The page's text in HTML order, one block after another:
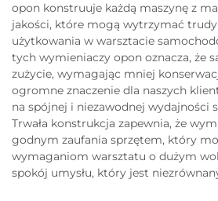
opon konstruuje każdą maszynę z
jakości, które mogą wytrzymać
użytkowania w warsztacie
tych wymieniaczy opon oznacza, że
zużycie, wymagając mniej
ogromne znaczenie dla naszych
na spójnej i niezawodnej wydajności
Trwała konstrukcja zapewnia, że
godnym zaufania sprzętem, który
wymaganiom warsztatu o dużym
spokój umysłu, który jest